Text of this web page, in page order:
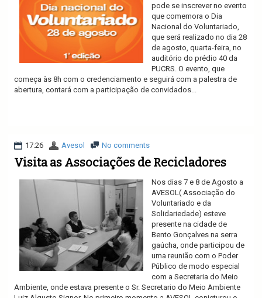
pode se inscrever no evento
que comemora o Dia
Nacional do Voluntariado,
que será realizado no dia 28
de agosto, quarta-feira, no
auditório do prédio 40 da
PUCRS. O evento, que
começa às 8h com o credenciamento e seguirá com a palestra de
abertura, contará com a participação de convidados...
17:26 Avesol No comments
Visita as Associações de Recicladores
Nos dias 7 e 8 de Agosto a
AVESOL( Associação do
Voluntariado e da
Solidariedade) esteve
presente na cidade de
Bento Gonçalves na serra
gaúcha, onde participou de
uma reunião com o Poder
Público de modo especial
com a Secretaria do Meio
Ambiente, onde estava presente o Sr. Secretario do Meio Ambiente